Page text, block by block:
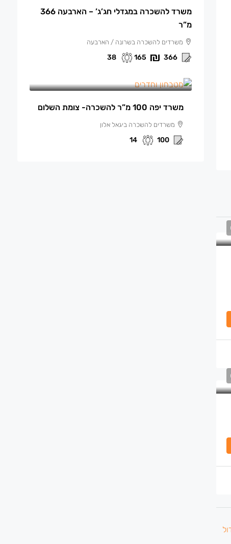
משרד להשכרה במגדלי חג’ג’ – הארבעה 366
מ”ר
משרדים להשכרה בשרונה / הארבעה
366
165
38
משרד יפה 100 מ”ר להשכרה- צומת השלום
משרדים להשכרה ביגאל אלון
100
14